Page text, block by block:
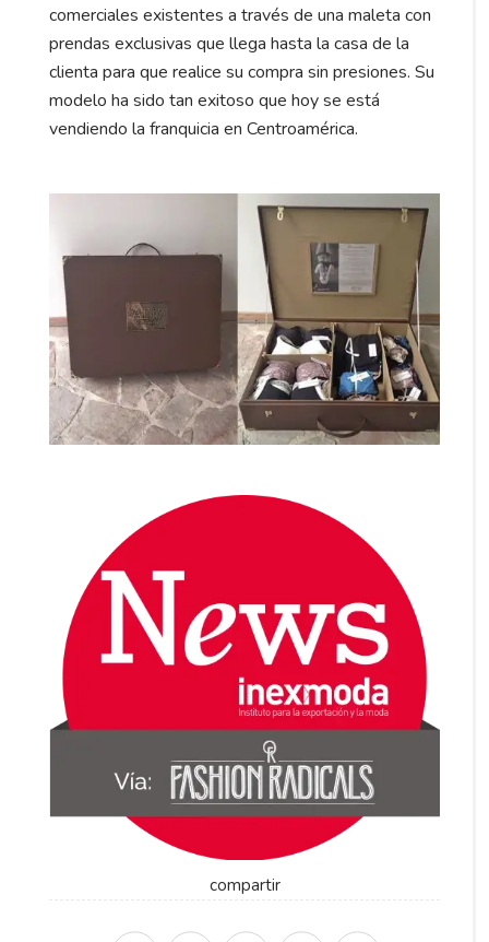
comerciales existentes a través de una maleta con
prendas exclusivas que llega hasta la casa de la
clienta para que realice su compra sin presiones. Su
modelo ha sido tan exitoso que hoy se está
vendiendo la franquicia en Centroamérica.
compartir